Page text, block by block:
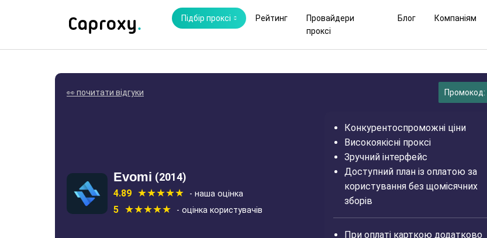
Підбір проксі Рейтинг
Провайдери
проксі
Блог Компаніям
👀 почитати відгуки Промокод:
Evomi (2014)
4.89 - наша оцінка
5 - оцінка користувачів
Конкурентоспроможні ціни
Високоякісні проксі
Зручний інтерфейс
Доступний план із оплатою за
користування без щомісячних
зборів
При оплаті карткою додатково